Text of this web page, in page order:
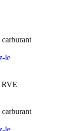
carburant
le
RVE
carburant
le